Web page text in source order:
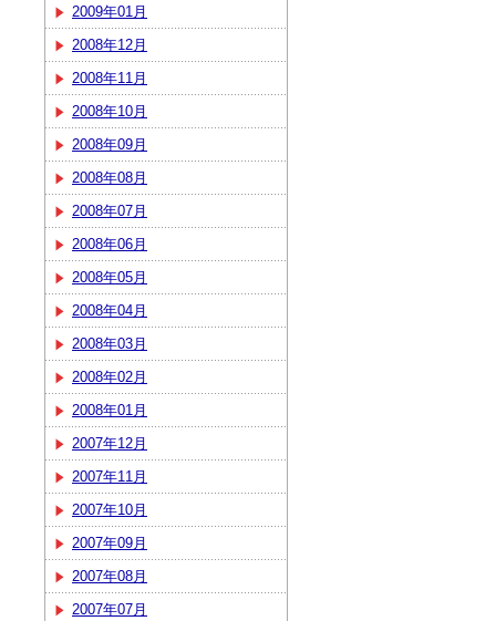
2009年01月
2008年12月
2008年11月
2008年10月
2008年09月
2008年08月
2008年07月
2008年06月
2008年05月
2008年04月
2008年03月
2008年02月
2008年01月
2007年12月
2007年11月
2007年10月
2007年09月
2007年08月
2007年07月